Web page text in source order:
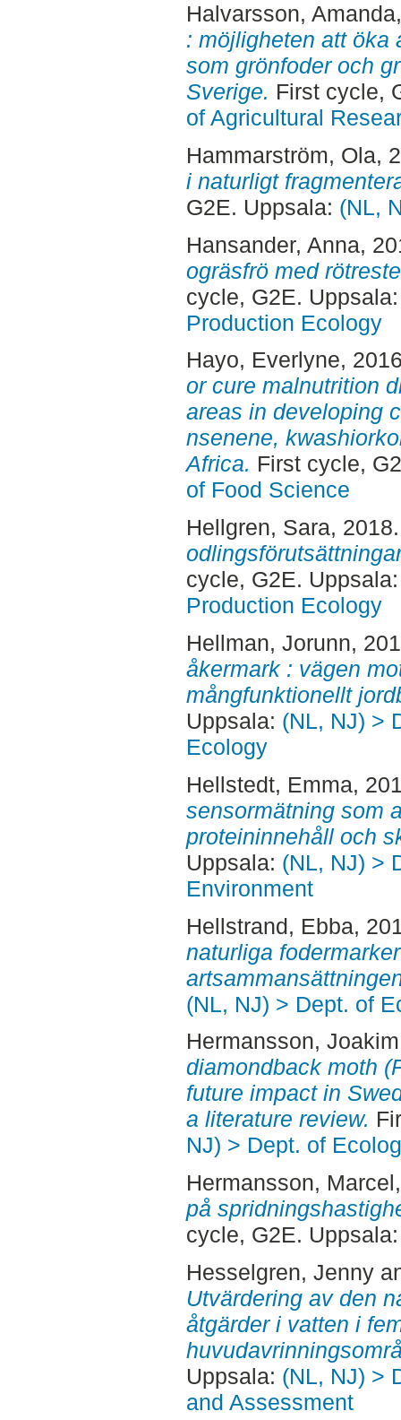
Halvarsson, Amanda
: möjligheten att öka
som grönfoder och
Sverige. First cycle,
of Agricultural
Hammarström, Ola,
i naturligt
G2E. Uppsala: (NL,
Hansander, Anna,
ogräsfrö med
cycle, G2E.
Production Ecology
Hayo, Everlyne,
or cure malnutrition
areas in developing
nsenene,
Africa. First cycle,
of Food Science
Hellgren, Sara,
cycle, G2E.
Production Ecology
Hellman, Jorunn,
åkermark : vägen
mångfunktionellt
Uppsala: (NL, NJ) >
Ecology
Hellstedt, Emma,
sensormätning som
proteininnehåll och
Uppsala: (NL, NJ) >
Environment
Hellstrand, Ebba,
naturliga
(NL, NJ) > Dept. of
Hermansson, Joakim
diamondback moth
future impact in
a literature review.
NJ) > Dept. of
Hermansson, Marcel
på
cycle, G2E.
Hesselgren, Jenny
Utvärdering av den
åtgärder i vatten i
Uppsala: (NL, NJ) >
and Assessment